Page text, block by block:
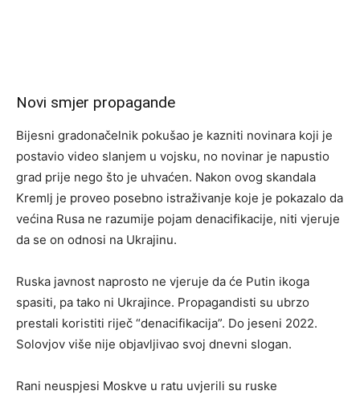
Novi smjer propagande
Bijesni gradonačelnik pokušao je kazniti novinara koji je
postavio video slanjem u vojsku, no novinar je napustio
grad prije nego što je uhvaćen. Nakon ovog skandala
Kremlj je proveo posebno istraživanje koje je pokazalo da
većina Rusa ne razumije pojam denacifikacije, niti vjeruje
da se on odnosi na Ukrajinu.
Ruska javnost naprosto ne vjeruje da će Putin ikoga
spasiti, pa tako ni Ukrajince. Propagandisti su ubrzo
prestali koristiti riječ “denacifikacija”. Do jeseni 2022.
Solovjov više nije objavljivao svoj dnevni slogan.
Rani neuspjesi Moskve u ratu uvjerili su ruske